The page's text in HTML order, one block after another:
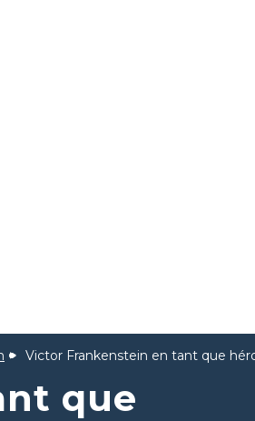
Victor Frankenstein en tant que
que